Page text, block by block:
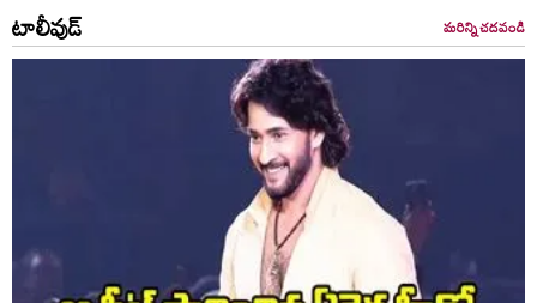
టాలీవుడ్ మరిన్ని చదవండి